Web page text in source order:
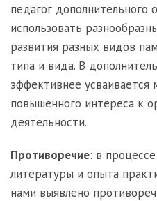
педагог дополнительного
использовать
развития разных видов
типа и вида. В
эффективнее усваивается
повышенного интереса к
деятельности.
Противоречие: в
литературы и опыта
нами выявлено